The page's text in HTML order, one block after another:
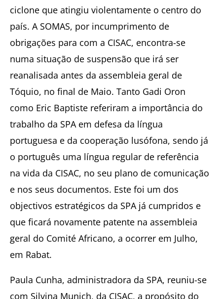
ciclone que atingiu violentamente o centro do
país. A SOMAS, por incumprimento de
obrigações para com a CISAC, encontra-se
numa situação de suspensão que irá ser
reanalisada antes da assembleia geral de
Tóquio, no final de Maio. Tanto Gadi Oron
como Eric Baptiste referiram a importância do
trabalho da SPA em defesa da língua
portuguesa e da cooperação lusófona, sendo já
o português uma língua regular de referência
na vida da CISAC, no seu plano de comunicação
e nos seus documentos. Este foi um dos
objectivos estratégicos da SPA já cumpridos e
que ficará novamente patente na assembleia
geral do Comité Africano, a ocorrer em Julho,
em Rabat.
Paula Cunha, administradora da SPA, reuniu-se
com Silvina Munich, da CISAC, a propósito do